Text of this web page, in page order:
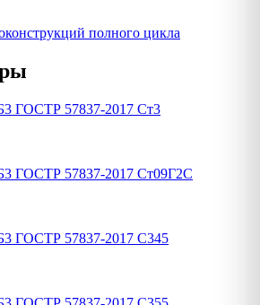
полного цикла
ГОСТР 57837-2017 Ст3
ГОСТР 57837-2017 Ст09Г2С
ГОСТР 57837-2017 С345